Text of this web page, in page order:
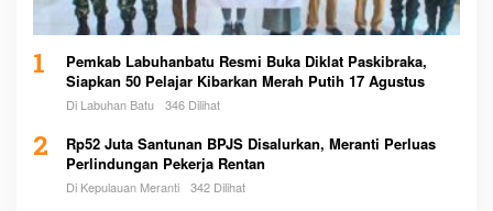
1
Pemkab Labuhanbatu Resmi Buka Diklat Paskibraka,
Siapkan 50 Pelajar Kibarkan Merah Putih 17 Agustus
Di Labuhan Batu 346 Dilihat
2
Rp52 Juta Santunan BPJS Disalurkan, Meranti Perluas
Perlindungan Pekerja Rentan
Di Kepulauan Meranti 342 Dilihat